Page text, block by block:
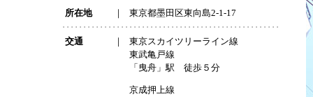
所在地 ｜ 東京都墨田区東向島2-1-17
交通 ｜
東京スカイツリーライン線
東武亀戸線
「曳舟」駅 徒歩５分
京成押上線